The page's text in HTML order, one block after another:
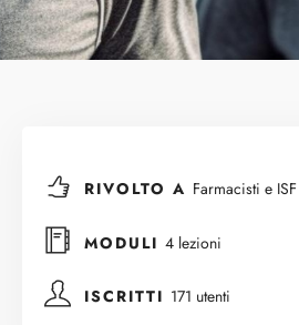
RIVOLTO A Farmacisti e ISF
MODULI 4 lezioni
ISCRITTI 171 utenti